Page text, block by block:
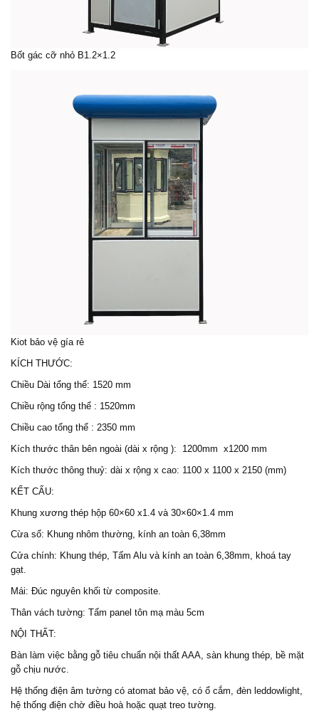
Bốt gác cỡ nhỏ B1.2×1.2
Kiot bảo vệ gía rẻ
KÍCH THƯỚC:
Chiều Dài tổng thể: 1520 mm
Chiều rộng tổng thể : 1520mm
Chiều cao tổng thể : 2350 mm
Kích thước thân bên ngoài (dài x rộng ): 1200mm x1200 mm
Kích thước thông thuỷ: dài x rộng x cao: 1100 x 1100 x 2150 (mm)
KẾT CẤU:
Khung xương thép hộp 60×60 x1.4 và 30×60×1.4 mm
Cừa sổ: Khung nhôm thường, kính an toàn 6,38mm
Cửa chính: Khung thép, Tấm Alu và kính an toàn 6,38mm, khoá tay
gạt.
Mái: Đúc nguyên khối từ composite.
Thân vách tường: Tấm panel tôn mạ màu 5cm
NỘI THẤT:
Bàn làm việc bằng gỗ tiêu chuẩn nội thất AAA, sàn khung thép, bề mặt
gỗ chịu nước.
Hệ thống điện âm tường có atomat bảo vệ, có ổ cắm, đèn leddowlight,
hệ thống điện chờ điều hoà hoặc quạt treo tường.